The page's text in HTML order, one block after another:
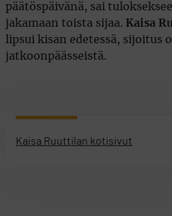
päätöspäivänä, sai
jakamaan toista sijaa. Kaisa
lipsui kisan edetessä, sijoitus
jatkoonpäässeistä.
Kaisa Ruuttilan kotisivut